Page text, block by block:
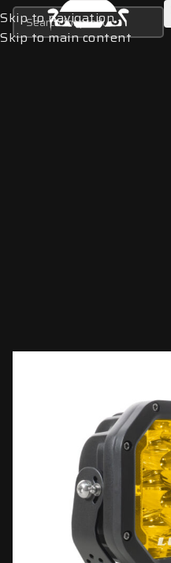
Skip to navigation
Skip to main content